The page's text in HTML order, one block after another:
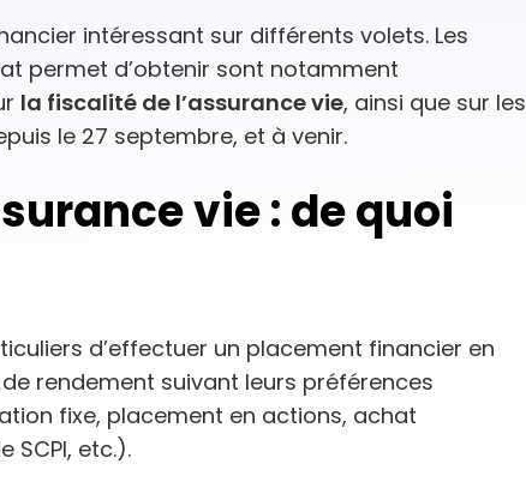
intéressant sur différents volets. Les
permet d’obtenir sont notamment
la fiscalité de l’assurance vie, ainsi que sur les
le 27 septembre, et à venir.
vie : de quoi
d’effectuer un placement financier en
rendement suivant leurs préférences
fixe, placement en actions, achat
SCPI, etc.).